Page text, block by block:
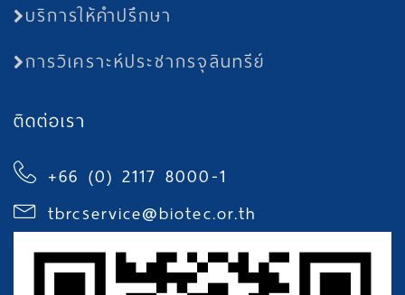
บริการให้คำปรึกษา
การวิเคราะห์ประชากรจุลินทรีย์
ติดต่อเรา
+66 (0) 2117 8000-1
tbrcservice@biotec.or.th